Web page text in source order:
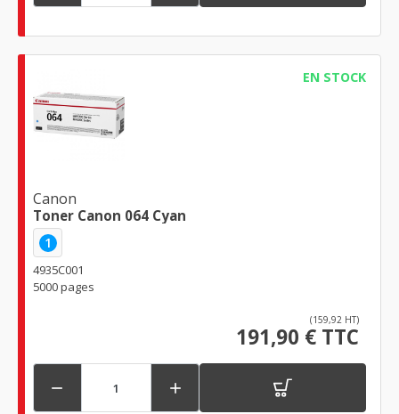
EN STOCK
Canon
Toner Canon 064 Cyan
1
4935C001
5000 pages
(159,92 HT)
191,90 € TTC
 